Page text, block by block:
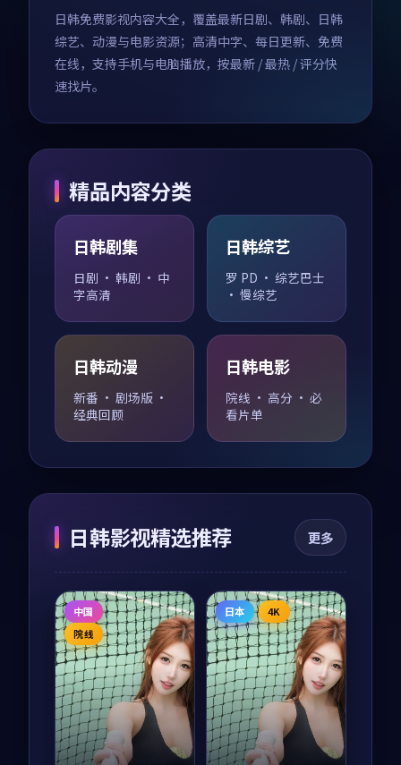
日韩免费影视内容大全，覆盖最新日剧、韩剧、日韩
综艺、动漫与电影资源；高清中字、每日更新、免费
在线，支持手机与电脑播放，按最新 / 最热 / 评分快
速找片。
精品内容分类
日韩剧集
日剧 · 韩剧 · 中
字高清
日韩综艺
罗 PD · 综艺巴士
· 慢综艺
日韩动漫
新番 · 剧场版 ·
经典回顾
日韩电影
院线 · 高分 · 必
看片单
日韩影视精选推荐 更多
中国
院线
日本 4K